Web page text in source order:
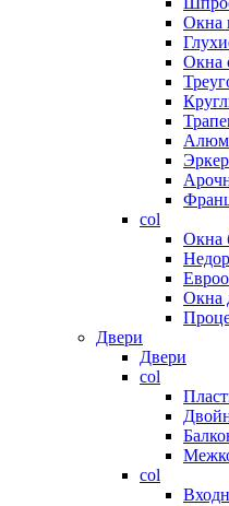
Окна
Окна
col
Окна
Окна
Двери
Двери
col
col